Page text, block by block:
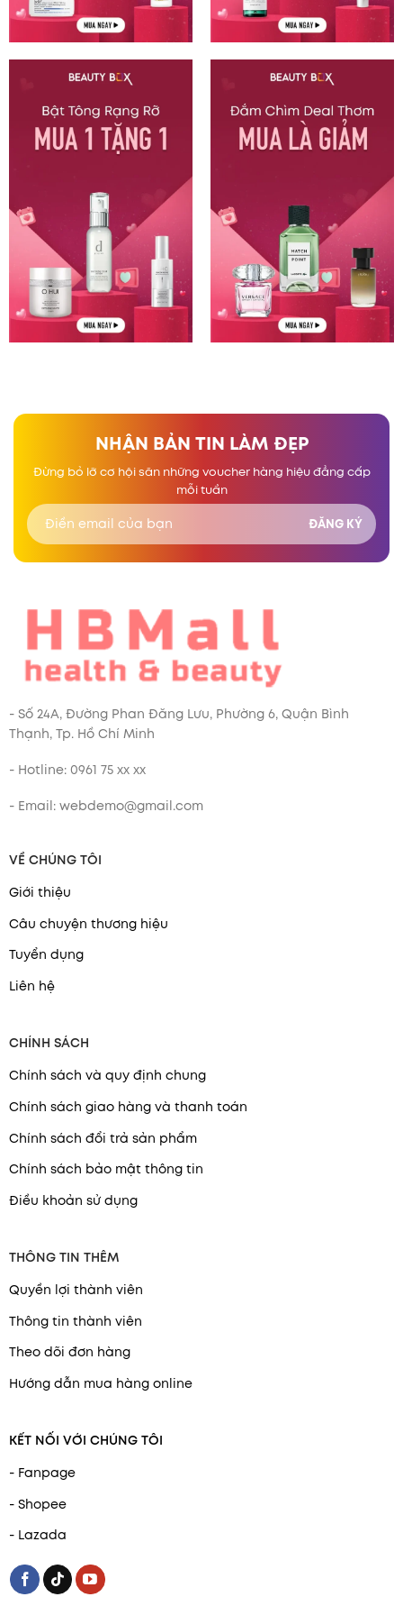
NHẬN BẢN TIN LÀM ĐẸP
Đừng bỏ lỡ cơ hội săn những voucher hàng hiệu đẳng cấp
mỗi tuần
- Số 24A, Đường Phan Đăng Lưu, Phường 6, Quận Bình
Thạnh, Tp. Hồ Chí Minh
- Hotline: 0961 75 xx xx
- Email: webdemo@gmail.com
VỀ CHÚNG TÔI
Giới thiệu
Câu chuyện thương hiệu
Tuyển dụng
Liên hệ
CHÍNH SÁCH
Chính sách và quy định chung
Chính sách giao hàng và thanh toán
Chính sách đổi trả sản phẩm
Chính sách bảo mật thông tin
Điều khoản sử dụng
THÔNG TIN THÊM
Quyền lợi thành viên
Thông tin thành viên
Theo dõi đơn hàng
Hướng dẫn mua hàng online
KẾT NỐI VỚI CHÚNG TÔI
- Fanpage
- Shopee
- Lazada